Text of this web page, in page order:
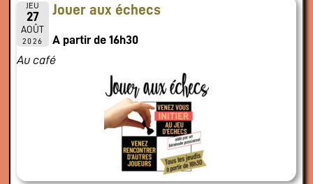
JEU
27
AOÛT
2026
Jouer aux échecs
A partir de 16h30
Au café